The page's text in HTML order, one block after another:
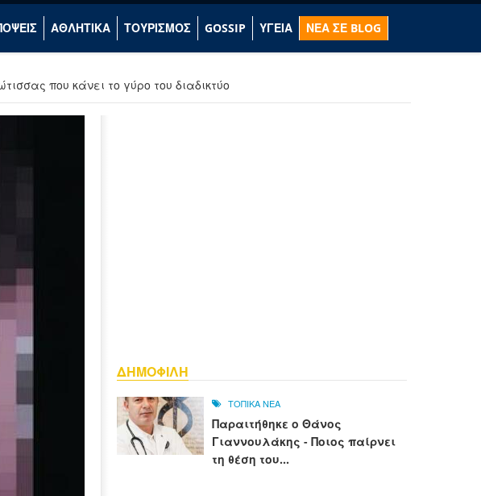
ΑΘΛΗΤΙΚΑ ΤΟΥΡΙΣΜΟΣ GOSSIP ΥΓΕΙΑ ΝΕΑ ΣΕ BLOG
που κάνει το γύρο του διαδικτύο
ΔΗΜΟΦΙΛΗ
ΤΟΠΙΚΑ ΝΕΑ
Παραιτήθηκε ο Θάνος
Γιαννουλάκης - Ποιος παίρνει
τη θέση του...